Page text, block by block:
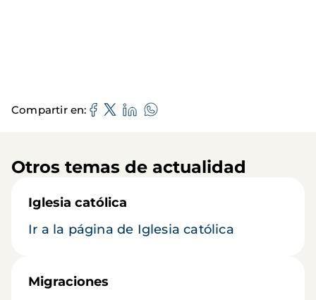
Compartir en
Otros temas de actualidad
Iglesia católica
Ir a la página de Iglesia católica
Migraciones